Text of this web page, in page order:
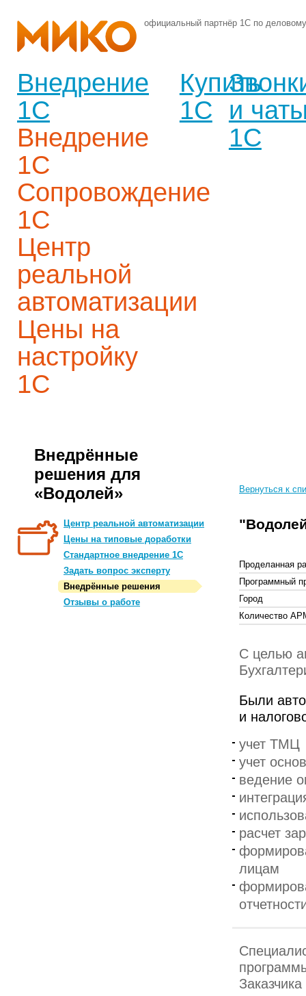
официальный партнёр 1С по
Внедрение
1С
Внедрение
1С
Сопровождение
1С
Центр
реальной
автоматизации
Цены на
настройку
1С
Купить
1С
и
1С
Внедрённые
решения для
«Водолей»
Центр реальной автоматизации
Цены на типовые доработки
Стандартное внедрение 1С
Задать вопрос эксперту
Внедрённые решения
Отзывы о работе
Вернуться к
Проделанная
Программный
Город
Количество
С целью
Были
и
учет ТМЦ
учет
ведение
расчет
лицам